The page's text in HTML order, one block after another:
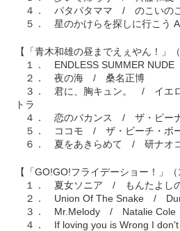
４． パタパタママ / のこいのこ
５． 星のかけらを探しに行こ
【「青木和雄の昼までえぇやん！」
１． ENDLESS SUMMER
２． 夜の海 / 桑名正博
３． 君に、胸キュン。 / イエロ
トラ
４． 恋のバカンス / ザ・ピー
５． ココモ / ザ・ビーチ・ボ
６． 夏をあきらめて / 研ナオ
【「GO!GO!フライデーショー！」
１． 夏女ソニア / もんたよし
２． Union Of The Snake /
３． Mr.Melody / Natalie Cole
４． If loving you is Wrong I don't